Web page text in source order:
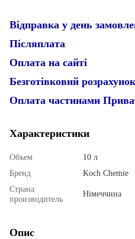
Відправка у день
Післяплата
Оплата на сайті
Безготівковий розрахунок
Оплата частинами
Характеристики
Объем
10 л
Бренд
Koch Chemie
Страна
производитель
Німеччина
Опис